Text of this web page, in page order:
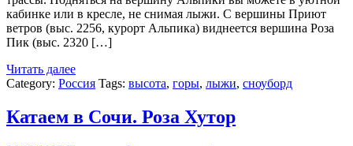
кабинке или в кресле, не снимая лыжи. С вершины Приют
ветров (выс. 2256, курорт Альпика) виднеется вершина Роза
Пик (выс. 2320 […]
Читать далее
Category: Россия Tags: высота, горы, лыжи, сноуборд
Катаем в Сочи. Роза Хутор